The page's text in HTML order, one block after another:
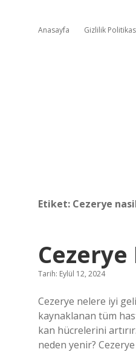
Anasayfa Gizlilik
Etiket: Cezerye
Cezerye
Tarih: Eylül 12, 2024
Cezerye nelere iyi
kaynaklanan tüm
kan hücrelerini
neden yenir?